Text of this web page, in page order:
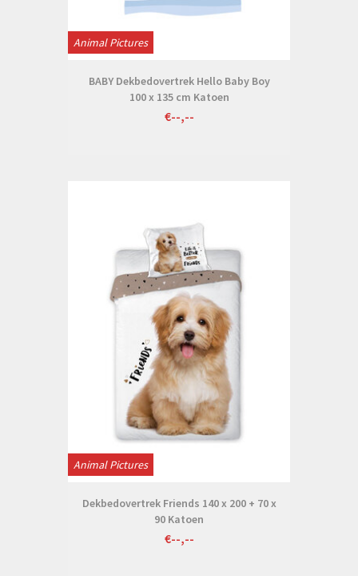
Animal Pictures
BABY Dekbedovertrek Hello Baby Boy
100 x 135 cm Katoen
€--,--
Animal Pictures
Dekbedovertrek Friends 140 x 200 + 70 x
90 Katoen
€--,--